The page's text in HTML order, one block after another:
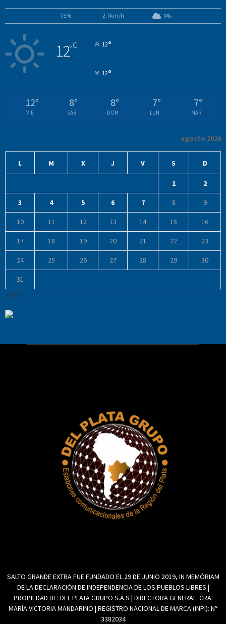
75% 2.7km/h 9%
12°C 12°
12°
12°
VIE
8°
SAB
8°
DOM
7°
LUN
7°
MAR
agosto 2026
L M X J V S D
1 2
3 4 5 6 7 8 9
10 11 12 13 14 15 16
17 18 19 20 21 22 23
24 25 26 27 28 29 30
31
« Jul
SALTO GRANDE EXTRA FUE FUNDADO EL 29 DE JUNIO 2019, IN MEMÓRIAM
DE LA DECLARACIÓN DE INDEPENDENCIA DE LOS PUEBLOS LIBRES |
PROPIEDAD DE: DEL PLATA GRUPO S.A.S | DIRECTORA GENERAL: CRA.
MARÍA VICTORIA MANDARINO | REGISTRO NACIONAL DE MARCA (INPI): N°
3382034